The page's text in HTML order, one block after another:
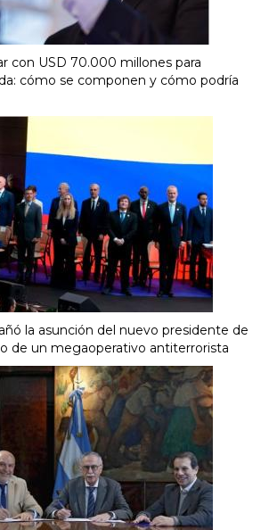
con USD 70.000 millones para
cómo se componen y cómo podría
la asunción del nuevo presidente de
de un megaoperativo antiterrorista